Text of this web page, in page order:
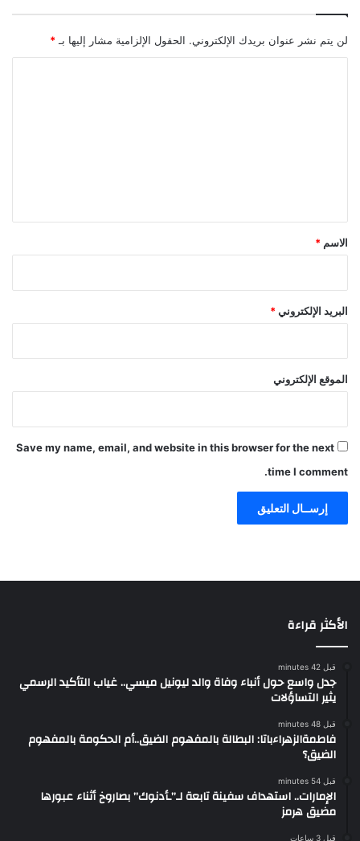
لن يتم نشر عنوان بريدك الإلكتروني. الحقول الإلزامية مشار إليها بـ *
*
الاسم *
البريد الإلكتروني*
الموقع الإلكتروني
Save my name, email, and website in this browser for the next
time I comment.
الأكثر قراءة
قبل 42 minutes
جدل واسع حول أنباء وفاة والد ليونيل ميسي.. غياب التأكيد الرسمي
يثير التساؤلات
قبل 48 minutes
فاطمةالزهراءباتا: البطالة بالمفهوم الضيق..أم الحكومة بالمفهوم
الضيق؟
قبل 54 minutes
الإمارات.. استهداف سفينة تابعة لـ”ـأدنوك” بصاروخ أثناء عبورها
مضيق هرمز
قبل 3 ساعات